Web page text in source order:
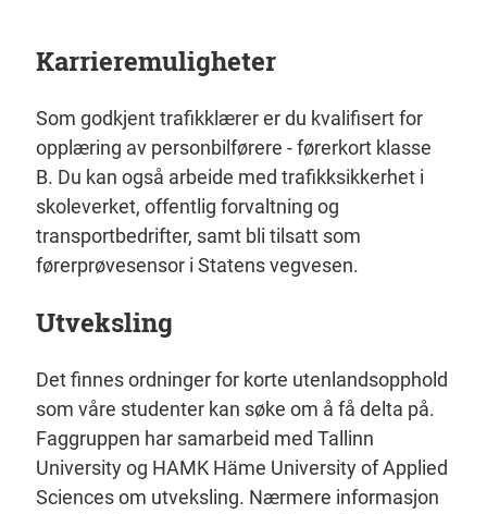
Karrieremuligheter
Som godkjent trafikklærer er du kvalifisert for
opplæring av personbilførere - førerkort klasse
B. Du kan også arbeide med trafikksikkerhet i
skoleverket, offentlig forvaltning og
transportbedrifter, samt bli tilsatt som
førerprøvesensor i Statens vegvesen.
Utveksling
Det finnes ordninger for korte utenlandsopphold
som våre studenter kan søke om å få delta på.
Faggruppen har samarbeid med Tallinn
University og HAMK Häme University of Applied
Sciences om utveksling. Nærmere informasjon